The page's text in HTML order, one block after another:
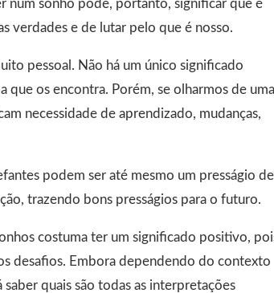
num sonho pode, portanto, significar que é
verdades e de lutar pelo que é nosso.
pessoal. Não há um único significado
que os encontra. Porém, se olharmos de uma
necessidade de aprendizado, mudanças,
podem ser até mesmo um presságio de
trazendo bons presságios para o futuro.
costuma ter um significado positivo,
desafios. Embora dependendo do contexto
quais são todas as interpretações